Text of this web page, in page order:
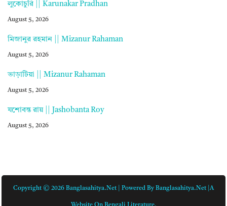
লুকোচুরি || Karunakar Pradhan
August 5, 2026
মিজানুর রহমান || Mizanur Rahaman
August 5, 2026
ভাড়াটিয়া || Mizanur Rahaman
August 5, 2026
যশোবন্ত রায় || Jashobanta Roy
August 5, 2026
Copyright © 2026 Banglasahitya.net | Powered By Banglasahitya.net |A